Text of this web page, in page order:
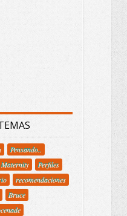
Pensando..
Maternity
Perfiles
recomendaciones
Bruce